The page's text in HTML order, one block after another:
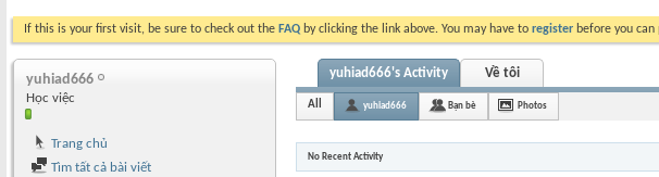
If this is your first visit, be sure to check out the FAQ by clicking the link above. You may have to register before you
yuhiad666
Học việc
Trang chủ
Tìm tất cả bài viết
yuhiad666's Activity Về tôi
All yuhiad666 Bạn bè Photos
No Recent Activity